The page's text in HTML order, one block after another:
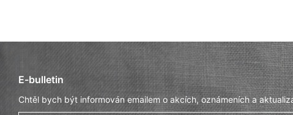
E-bulletin
Chtěl bych být informován emailem o akcích, oznámeních a